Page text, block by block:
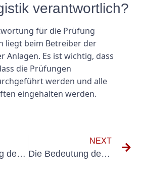
verantwortlich?
für die Prüfung
liegt beim Betreiber der
Anlagen. Es ist wichtig, dass
die Prüfungen
werden und alle
eingehalten werden.
Die Bedeutung der DGUV V3-Prüfung in der Transportlogistikbranche verstehen
NEXT
Die Bedeutung der Elektroprüfung im Supply Chain Management